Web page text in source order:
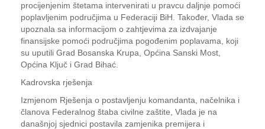
procijenjenim štetama intervenirati u pravcu daljnje pomoći
poplavljenim područjima u Federaciji BiH. Također, Vlada se
upoznala sa informacijom o zahtjevima za izdvajanje
finansijske pomoći područjima pogođenim poplavama, koji
su uputili Grad Bosanska Krupa, Općina Sanski Most,
Općina Ključ i Grad Bihać.
Kadrovska rješenja
Izmjenom Rješenja o postavljenju komandanta, načelnika i
članova Federalnog štaba civilne zaštite, Vlada je na
današnjoj sjednici postavila zamjenika premijera i